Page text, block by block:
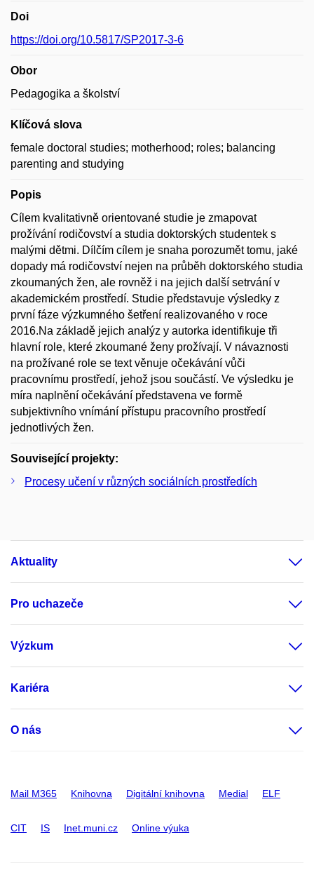
Doi
https://doi.org/10.5817/SP2017-3-6
Obor
Pedagogika a školství
Klíčová slova
female doctoral studies; motherhood; roles; balancing
parenting and studying
Popis
Cílem kvalitativně orientované studie je zmapovat
prožívání rodičovství a studia doktorských studentek s
malými dětmi. Dílčím cílem je snaha porozumět tomu, jaké
dopady má rodičovství nejen na průběh doktorského studia
zkoumaných žen, ale rovněž i na jejich další setrvání v
akademickém prostředí. Studie představuje výsledky z
první fáze výzkumného šetření realizovaného v roce
2016.Na základě jejich analýz y autorka identifikuje tři
hlavní role, které zkoumané ženy prožívají. V návaznosti
na prožívané role se text věnuje očekávání vůči
pracovnímu prostředí, jehož jsou součástí. Ve výsledku je
míra naplnění očekávání představena ve formě
subjektivního vnímání přístupu pracovního prostředí
jednotlivých žen.
Související projekty:
Procesy učení v různých sociálních prostředích
Aktuality
Pro uchazeče
Výzkum
Kariéra
O nás
Mail M365 Knihovna Digitální knihovna Medial ELF
CIT IS Inet.muni.cz Online výuka